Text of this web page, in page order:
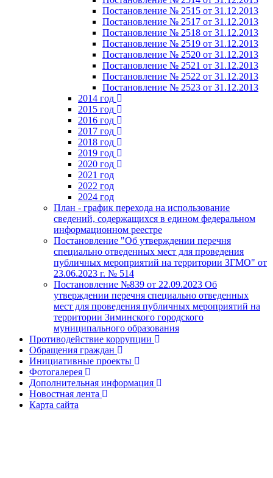
Постановление № 2515 от 31.12.2013
Постановление № 2517 от 31.12.2013
Постановление № 2518 от 31.12.2013
Постановление № 2519 от 31.12.2013
Постановление № 2520 от 31.12.2013
Постановление № 2521 от 31.12.2013
Постановление № 2522 от 31.12.2013
Постановление № 2523 от 31.12.2013
2014 год
2015 год
2016 год
2017 год
2018 год
2019 год
2020 год
2021 год
2022 год
2024 год
План - график перехода на использование
сведений, содержащихся в едином федеральном
информационном реестре
Постановление "Об утверждении перечня
специально отведенных мест для проведения
публичных мероприятий на территории ЗГМО" от
23.06.2023 г. № 514
Постановление №839 от 22.09.2023 Об
утверждении перечня специально отведенных
мест для проведения публичных мероприятий на
территории Зиминского городского
муниципального образования
Противодействие коррупции
Обращения граждан
Инициативные проекты
Фотогалерея
Дополнительная информация
Новостная лента
Карта сайта